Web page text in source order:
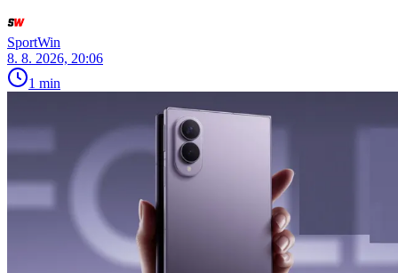
SportWin
8. 8. 2026, 20:06
1 min